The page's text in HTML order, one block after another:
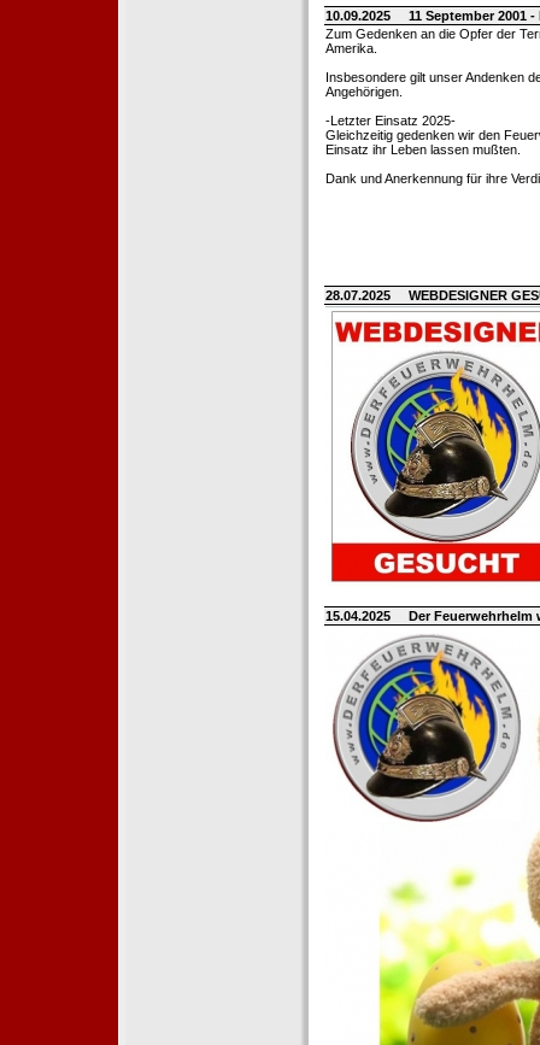
10.09.2025
11 September 2001
Zum Gedenken an die Opfer der
Amerika.
Insbesondere gilt unser Andenken
Angehörigen.
-Letzter Einsatz 2025-
Gleichzeitig gedenken wir den
Einsatz ihr Leben lassen mußten.
Dank und Anerkennung für ihre
28.07.2025 WEBDESIGNER
15.04.2025 Der